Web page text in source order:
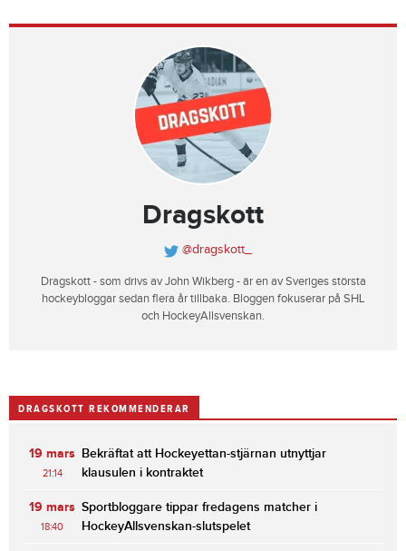
Dragskott
@dragskott_
Dragskott - som drivs av John Wikberg - är en av Sveriges största
hockeybloggar sedan flera år tillbaka. Bloggen fokuserar på SHL
och HockeyAllsvenskan.
DRAGSKOTT REKOMMENDERAR
19 mars
21:14
Bekräftat att Hockeyettan-stjärnan utnyttjar
klausulen i kontraktet
19 mars
18:40
Sportbloggare tippar fredagens matcher i
HockeyAllsvenskan-slutspelet